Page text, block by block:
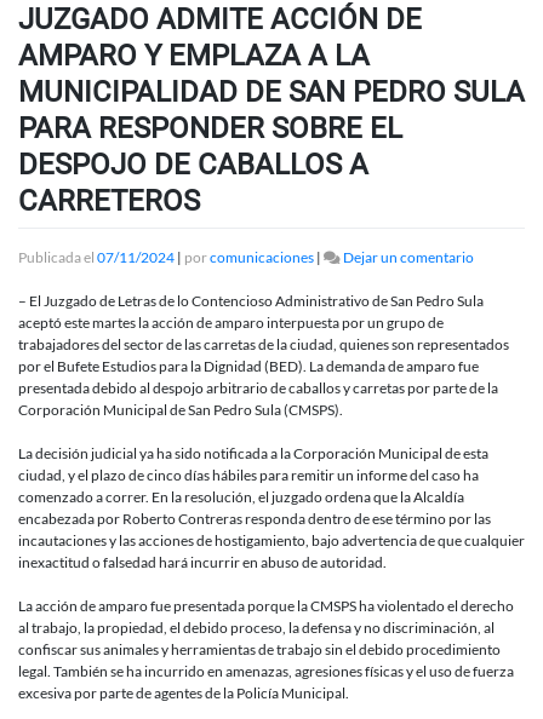
JUZGADO ADMITE ACCIÓN DE
AMPARO Y EMPLAZA A LA
MUNICIPALIDAD DE SAN PEDRO SULA
PARA RESPONDER SOBRE EL
DESPOJO DE CABALLOS A
CARRETEROS
Publicada el 07/11/2024 | porcomunicaciones | Dejar un comentarioen
ADMITE
DE
AMPARO
Y
LA
SAN
PEDRO
SOBRE
EL
DESPOJO
– El Juzgado de Letras de lo Contencioso Administrativo de San Pedro Sula
aceptó este martes la acción de amparo interpuesta por un grupo de
trabajadores del sector de las carretas de la ciudad, quienes son representados
por el Bufete Estudios para la Dignidad (BED). La demanda de amparo fue
presentada debido al despojo arbitrario de caballos y carretas por parte de la
Corporación Municipal de San Pedro Sula (CMSPS).
La decisión judicial ya ha sido notificada a la Corporación Municipal de esta
ciudad, y el plazo de cinco días hábiles para remitir un informe del caso ha
comenzado a correr. En la resolución, el juzgado ordena que la Alcaldía
encabezada por Roberto Contreras responda dentro de ese término por las
incautaciones y las acciones de hostigamiento, bajo advertencia de que cualquier
inexactitud o falsedad hará incurrir en abuso de autoridad.
La acción de amparo fue presentada porque la CMSPS ha violentado el derecho
al trabajo, la propiedad, el debido proceso, la defensa y no discriminación, al
confiscar sus animales y herramientas de trabajo sin el debido procedimiento
legal. También se ha incurrido en amenazas, agresiones físicas y el uso de fuerza
excesiva por parte de agentes de la Policía Municipal.